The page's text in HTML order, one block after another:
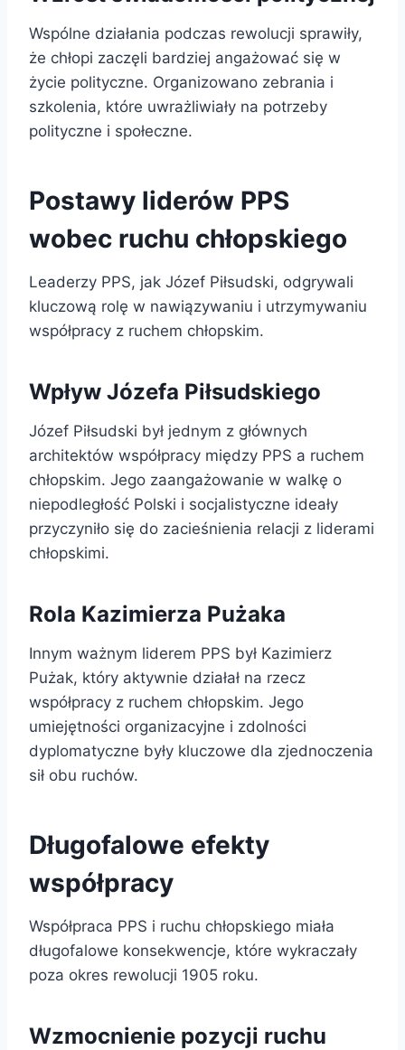
Wspólne działania podczas rewolucji sprawiły,
że chłopi zaczęli bardziej angażować się w
życie polityczne. Organizowano zebrania i
szkolenia, które uwrażliwiały na potrzeby
polityczne i społeczne.
Postawy liderów PPS
wobec ruchu chłopskiego
Leaderzy PPS, jak Józef Piłsudski, odgrywali
kluczową rolę w nawiązywaniu i utrzymywaniu
współpracy z ruchem chłopskim.
Wpływ Józefa Piłsudskiego
Józef Piłsudski był jednym z głównych
architektów współpracy między PPS a ruchem
chłopskim. Jego zaangażowanie w walkę o
niepodległość Polski i socjalistyczne ideały
przyczyniło się do zacieśnienia relacji z liderami
chłopskimi.
Rola Kazimierza Pużaka
Innym ważnym liderem PPS był Kazimierz
Pużak, który aktywnie działał na rzecz
współpracy z ruchem chłopskim. Jego
umiejętności organizacyjne i zdolności
dyplomatyczne były kluczowe dla zjednoczenia
sił obu ruchów.
Długofalowe efekty
współpracy
Współpraca PPS i ruchu chłopskiego miała
długofalowe konsekwencje, które wykraczały
poza okres rewolucji 1905 roku.
Wzmocnienie pozycji ruchu